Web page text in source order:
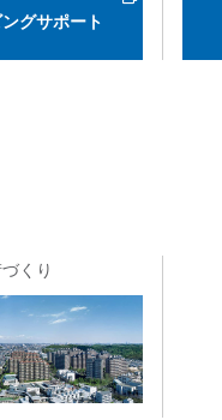
グサポート
くり